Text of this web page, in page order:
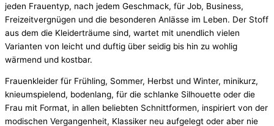
jeden Frauentyp, nach jedem Geschmack, für Job, Business,
Freizeitvergnügen und die besonderen Anlässe im Leben. Der Stoff
aus dem die Kleiderträume sind, wartet mit unendlich vielen
Varianten von leicht und duftig über seidig bis hin zu wohlig
wärmend und kostbar.
Frauenkleider für Frühling, Sommer, Herbst und Winter, minikurz,
knieumspielend, bodenlang, für die schlanke Silhouette oder die
Frau mit Format, in allen beliebten Schnittformen, inspiriert von der
modischen Vergangenheit, Klassiker neu aufgelegt oder aber nie